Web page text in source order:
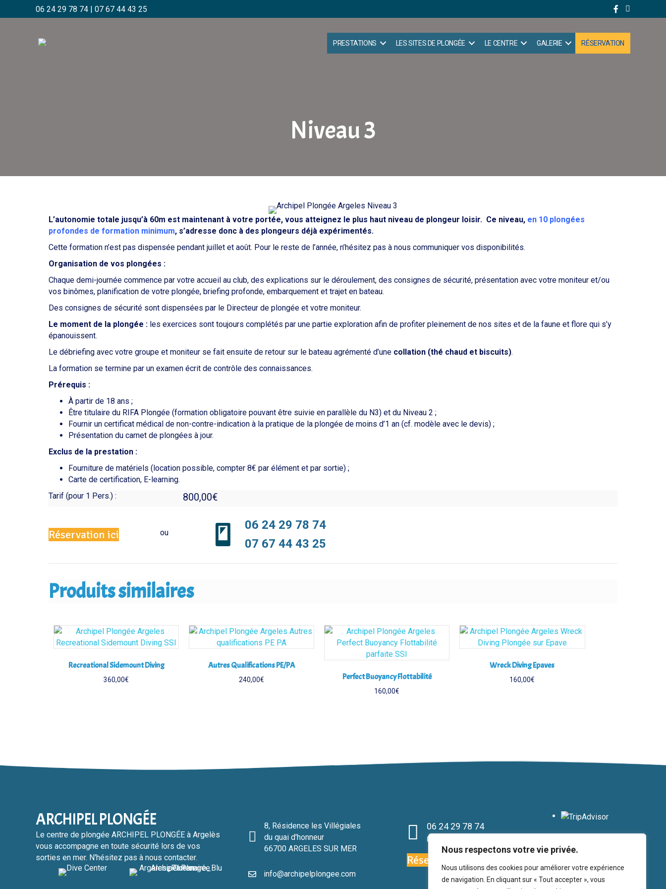
Nous respectons votre vie privée.
Nous utilisons des cookies pour améliorer votre expérience
de navigation. En cliquant sur « Tout accepter », vous
06 24 29 78 74 | 07 67 44 43 25
PRESTATIONS LES SITES DE PLONGÉE LE CENTRE GALERIE RÉSERVATION
Niveau 3
L’autonomie totale jusqu’à 60m est maintenant à votre portée, vous atteignez le plus haut niveau de plongeur loisir. Ce niveau, en 10 plongées
profondes de formation minimum, s’adresse donc à des plongeurs déjà expérimentés.
Cette formation n’est pas dispensée pendant juillet et août. Pour le reste de l’année, n’hésitez pas à nous communiquer vos disponibilités.
Organisation de vos plongées :
Chaque demi-journée commence par votre accueil au club, des explications sur le déroulement, des consignes de sécurité, présentation avec votre moniteur et/ou
vos binômes, planification de votre plongée, briefing profonde, embarquement et trajet en bateau.
Des consignes de sécurité sont dispensées par le Directeur de plongée et votre moniteur.
Le moment de la plongée : les exercices sont toujours complétés par une partie exploration afin de profiter pleinement de nos sites et de la faune et flore qui s’y
épanouissent.
Le débriefing avec votre groupe et moniteur se fait ensuite de retour sur le bateau agrémenté d’une collation (thé chaud et biscuits).
La formation se termine par un examen écrit de contrôle des connaissances.
Prérequis :
À partir de 18 ans ;
Être titulaire du RIFA Plongée (formation obligatoire pouvant être suivie en parallèle du N3) et du Niveau 2 ;
Fournir un certificat médical de non-contre-indication à la pratique de la plongée de moins d’1 an (cf. modèle avec le devis) ;
Présentation du carnet de plongées à jour.
Exclus de la prestation :
Fourniture de matériels (location possible, compter 8€ par élément et par sortie) ;
Carte de certification, E-learning.
Tarif (pour 1 Pers.) :
800,00€
Réservation ici ou
06 24 29 78 74
07 67 44 43 25
Produits similaires
Recreational Sidemount Diving
360,00€
Autres Qualifications PE/PA
240,00€ Perfect Buoyancy Flottabilité
160,00€
Wreck Diving Epaves
160,00€
ARCHIPEL PLONGÉE
Le centre de plongée ARCHIPEL PLONGÉE à Argelès
vous accompagne en toute sécurité lors de vos
sorties en mer. N'hésitez pas à nous contacter.
8, Résidence les Villégiales
du quai d'honneur
66700 ARGELES SUR MER
info@archipelplongee.com
06 24 29 78 74
07 67 44 43 25
Réservation